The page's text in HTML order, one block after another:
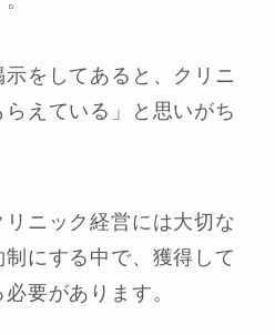
をしてあると、クリニ
えている」と思いがち
ニック経営には大切な
にする中で、獲得して
要があります。